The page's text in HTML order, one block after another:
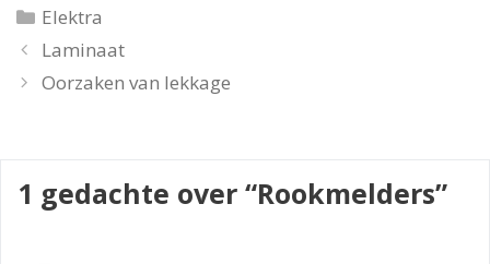
Categorieën
Elektra
Laminaat
Oorzaken van lekkage
1 gedachte over “Rookmelders”